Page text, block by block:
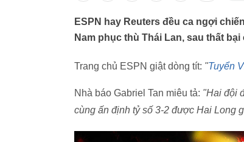
ESPN hay Reuters đều ca ngợi
Nam phục thù Thái Lan, sau thất
Trang chủ ESPN giật dòng tít: "Tuyển
Nhà báo Gabriel Tan miêu tả: "Hai đội
cùng ấn định tỷ số 3-2 được Hai Long